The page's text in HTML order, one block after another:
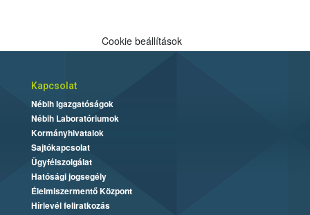
Cookie beállítások
Kapcsolat
Nébih Igazgatóságok
Nébih Laboratóriumok
Kormányhivatalok
Sajtókapcsolat
Ügyfélszolgálat
Hatósági jogsegély
Élelmiszermentő Központ
Hírlevél feliratkozás